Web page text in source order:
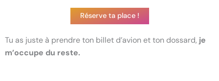
Réserve ta place !
Tu as juste à prendre ton billet d’avion et ton dossard, je
m’occupe du reste.